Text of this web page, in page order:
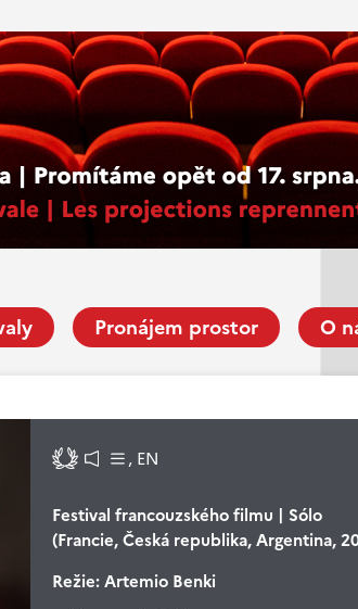
Pronájem prostor O
, EN
Festival francouzského filmu | Sólo
(Francie, Česká republika, Argentina,
Režie:Artemio Benki